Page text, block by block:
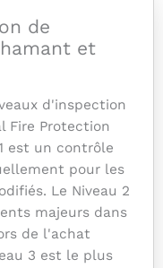
de
et
d'inspection
Fire Protection
est un contrôle
pour les
Le Niveau 2
majeurs dans
de l'achat
3 est le plus